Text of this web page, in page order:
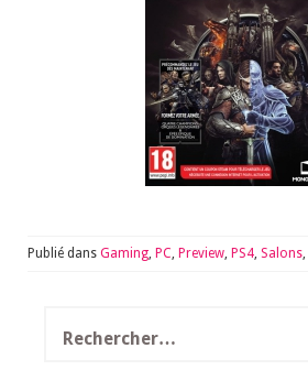
Publié dans Gaming, PC, Preview, PS4, Salons,